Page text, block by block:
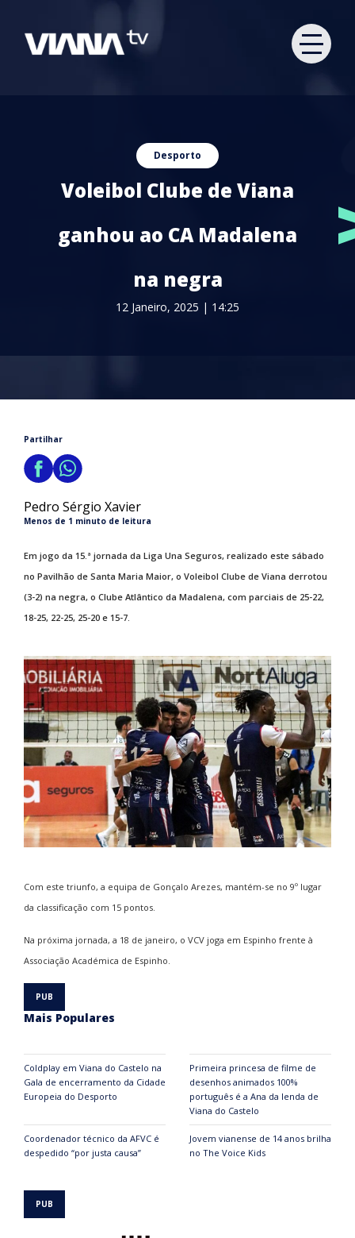
Desporto
Voleibol Clube de Viana
ganhou ao CA Madalena
na negra
12 Janeiro, 2025 | 14:25
Partilhar
Pedro Sérgio Xavier
Menos de 1 minuto de leitura
Em jogo da 15.ª jornada da Liga Una Seguros, realizado este sábado
no Pavilhão de Santa Maria Maior, o Voleibol Clube de Viana derrotou
(3-2) na negra, o Clube Atlântico da Madalena, com parciais de 25-22,
18-25, 22-25, 25-20 e 15-7.
Com este triunfo, a equipa de Gonçalo Arezes, mantém-se no 9º lugar
da classificação com 15 pontos.
Na próxima jornada, a 18 de janeiro, o VCV joga em Espinho frente à
Associação Académica de Espinho.
Mais Populares
Coldplay em Viana do Castelo na
Gala de encerramento da Cidade
Europeia do Desporto
Primeira princesa de filme de
desenhos animados 100%
português é a Ana da lenda de
Viana do Castelo
Coordenador técnico da AFVC é
despedido “por justa causa”
Jovem vianense de 14 anos brilha
no The Voice Kids